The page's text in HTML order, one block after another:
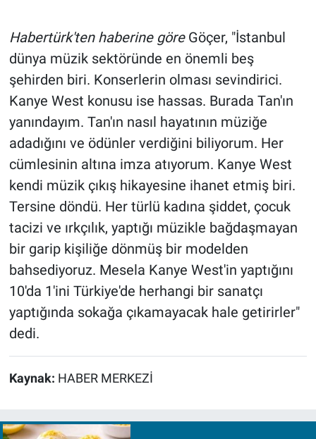
Habertürk'ten haberine göreGöçer, "İstanbul
dünya müzik sektöründe en önemli beş
şehirden biri. Konserlerin olması sevindirici.
Kanye West konusu ise hassas. Burada Tan'ın
yanındayım. Tan'ın nasıl hayatının müziğe
adadığını ve ödünler verdiğini biliyorum. Her
cümlesinin altına imza atıyorum. Kanye West
kendi müzik çıkış hikayesine ihanet etmiş biri.
Tersine döndü. Her türlü kadına şiddet, çocuk
tacizi ve ırkçılık, yaptığı müzikle bağdaşmayan
bir garip kişiliğe dönmüş bir modelden
bahsediyoruz. Mesela Kanye West'in yaptığını
10'da 1'ini Türkiye'de herhangi bir sanatçı
yaptığında sokağa çıkamayacak hale getirirler"
dedi.
Kaynak: HABER MERKEZİ